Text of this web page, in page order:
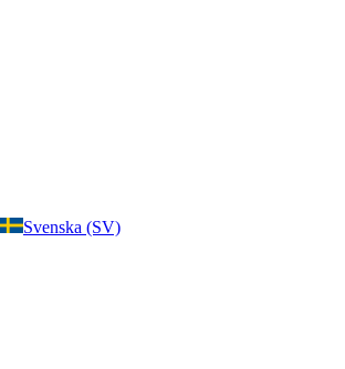
Svenska (SV)